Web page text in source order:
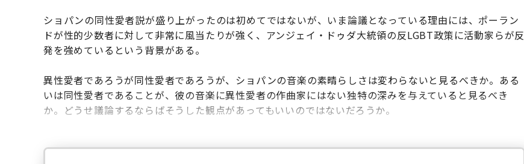
ショパンの同性愛者説が盛り上がったのは初めてではないが、いま論議となっている理由には、ポーラン
ドが性的少数者に対して非常に風当たりが強く、アンジェイ・ドゥダ大統領の反LGBT政策に活動家らが反
発を強めているという背景がある。
異性愛者であろうが同性愛者であろうが、ショパンの音楽の素晴らしさは変わらないと見るべきか。ある
いは同性愛者であることが、彼の音楽に異性愛者の作曲家にはない独特の深みを与えていると見るべき
か。どうせ議論するならばそうした観点があってもいいのではないだろうか。